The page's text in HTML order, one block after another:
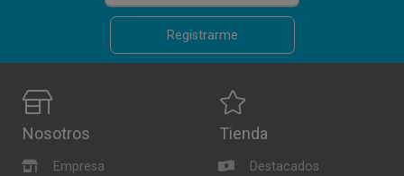
Registrarme
Nosotros
Empresa
Tienda
Destacados